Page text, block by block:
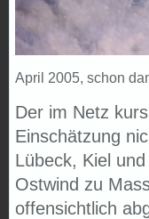
April 2005, schon
Der im Netz
Einschätzung
Lübeck, Kiel
Ostwind zu
offensichtlich